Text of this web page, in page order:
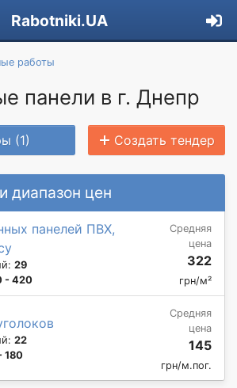
Rabotniki.UA
работы
панели в г. Днепр
(1) Создать тендер
диапазон цен
панелей ПВХ,
29
- 420
Средняя
цена
322
грн/м²
22
180
Средняя
цена
145
грн/м.пог.